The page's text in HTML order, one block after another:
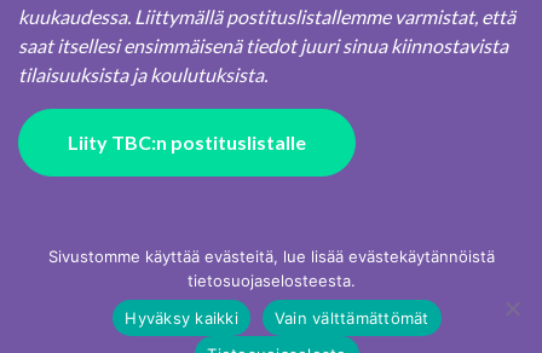
kuukaudessa. Liittymällä postituslistallemme varmistat, että
saat itsellesi ensimmäisenä tiedot juuri sinua kiinnostavista
tilaisuuksista ja koulutuksista.
Liity TBC:n postituslistalle
Sivustomme käyttää evästeitä, lue lisää evästekäytännöistä
tietosuojaselosteesta.
Hyväksy kaikki
Vain välttämättömät